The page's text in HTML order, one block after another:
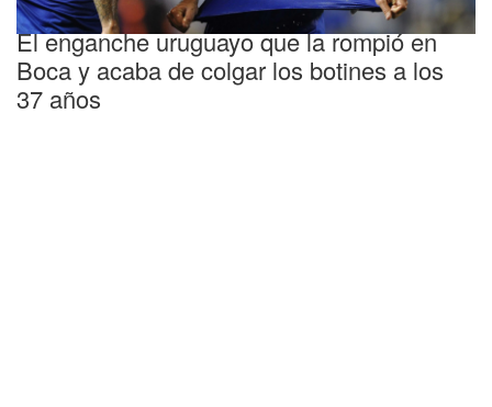
Punto final
El enganche uruguayo que la rompió en
Boca y acaba de colgar los botines a los
37 años